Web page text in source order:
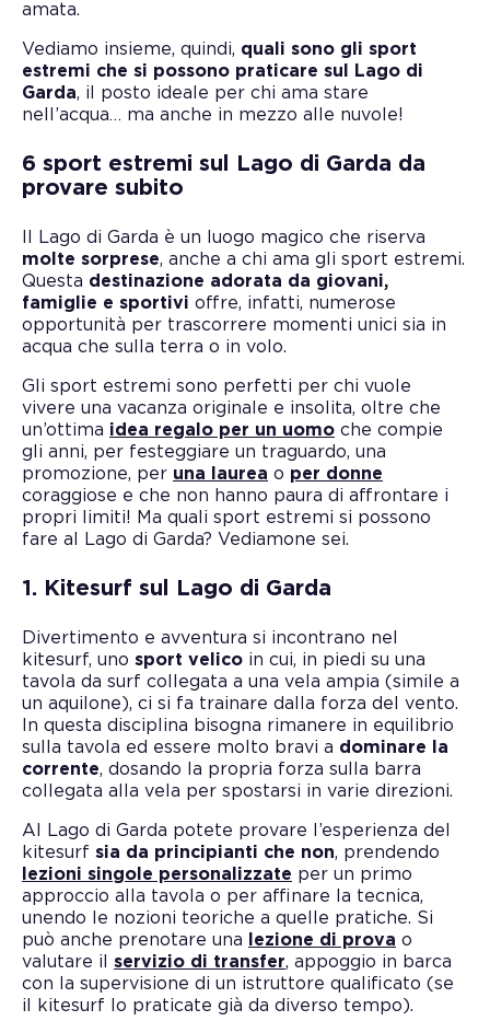
amata.
Vediamo insieme, quindi, quali sono gli sport
estremi che si possono praticare sul Lago di
Garda, il posto ideale per chi ama stare
nell’acqua… ma anche in mezzo alle nuvole!
6 sport estremi sul Lago di Garda da
provare subito
Il Lago di Garda è un luogo magico che riserva
molte sorprese, anche a chi ama gli sport estremi.
Questa destinazione adorata da giovani,
famiglie e sportivi offre, infatti, numerose
opportunità per trascorrere momenti unici sia in
acqua che sulla terra o in volo.
Gli sport estremi sono perfetti per chi vuole
vivere una vacanza originale e insolita, oltre che
un’ottima idea regalo per un uomo che compie
gli anni, per festeggiare un traguardo, una
promozione, per una laurea o per donne
coraggiose e che non hanno paura di affrontare i
propri limiti! Ma quali sport estremi si possono
fare al Lago di Garda? Vediamone sei.
1. Kitesurf sul Lago di Garda
Divertimento e avventura si incontrano nel
kitesurf, uno sport velico in cui, in piedi su una
tavola da surf collegata a una vela ampia (simile a
un aquilone), ci si fa trainare dalla forza del vento.
In questa disciplina bisogna rimanere in equilibrio
sulla tavola ed essere molto bravi a dominare la
corrente, dosando la propria forza sulla barra
collegata alla vela per spostarsi in varie direzioni.
Al Lago di Garda potete provare l’esperienza del
kitesurf sia da principianti che non, prendendo
lezioni singole personalizzate per un primo
approccio alla tavola o per affinare la tecnica,
unendo le nozioni teoriche a quelle pratiche. Si
può anche prenotare una
lezione di prova o
valutare il servizio di transfer, appoggio in barca
con la supervisione di un istruttore qualificato (se
il kitesurf lo praticate già da diverso tempo).